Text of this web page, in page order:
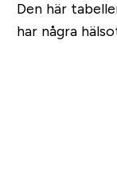
Den här
har några